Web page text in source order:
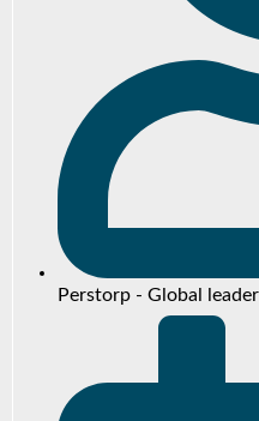
Perstorp - Global